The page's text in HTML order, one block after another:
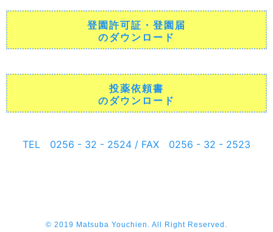
登園許可証・登園届
のダウンロード
投薬依頼書
のダウンロード
TEL 0256 - 32 - 2524 / FAX 0256 - 32 - 2523
© 2019 Matsuba Youchien. All Right Reserved.